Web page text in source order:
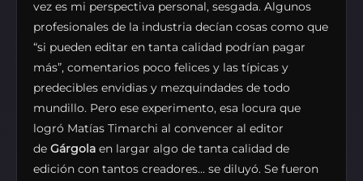
vez es mi perspectiva personal, sesgada. Algunos
profesionales de la industria decían cosas como que
“si pueden editar en tanta calidad podrían pagar
más”, comentarios poco felices y las típicas y
predecibles envidias y mezquindades de todo
mundillo. Pero ese experimento, esa locura que
logró Matías Timarchi al convencer al editor
de Gárgola en largar algo de tanta calidad de
edición con tantos creadores… se diluyó. Se fueron